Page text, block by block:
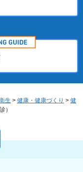
生 > 健康・健康づくり > 健
）